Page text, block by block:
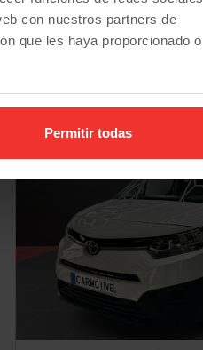
con nuestros partners de
que les haya proporcionado o
Permitir todas